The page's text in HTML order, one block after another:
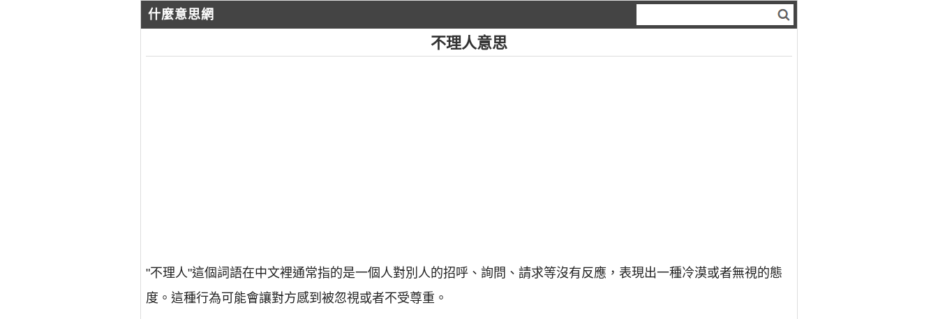
什麼意思網
不理人意思
"不理人"這個詞語在中文裡通常指的是一個人對別人的招呼、詢問、請求等沒有反應，表現出一種冷漠或者無視的態
度。這種行為可能會讓對方感到被忽視或者不受尊重。